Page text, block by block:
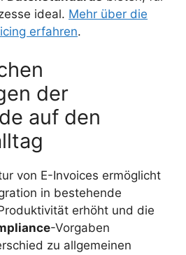
ideal. Mehr über die
erfahren.
der
auf den
von E-Invoices ermöglicht
in bestehende
erhöht und die
-Vorgaben
zu allgemeinen